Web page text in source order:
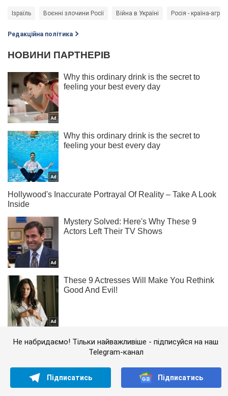
Ізраїль Воєнні злочини Росії Війна в Україні Росія - країна-
Редакційна політика
Не набридаємо! Тільки найважливіше - підписуйся на наш
Telegram-канал
Підписатись Підписатись